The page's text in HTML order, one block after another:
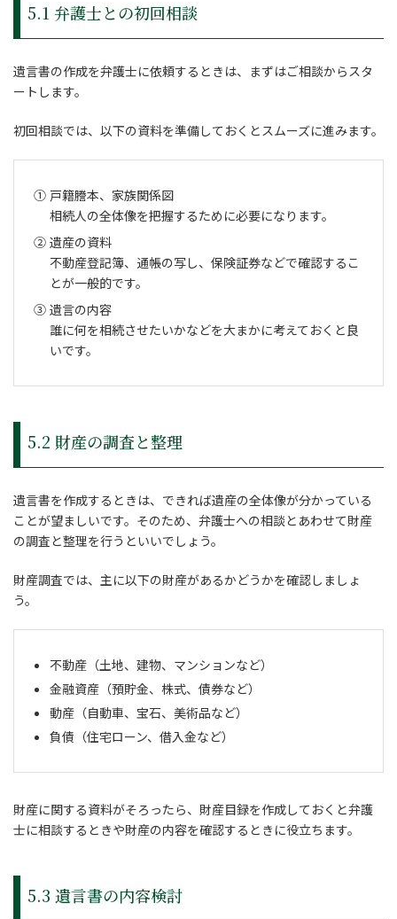
5.1 弁護士との初回相談
遺言書の作成を弁護士に依頼するときは、まずはご相談からスタ
ートします。
初回相談では、以下の資料を準備しておくとスムーズに進みます。
戸籍謄本、家族関係図
相続人の全体像を把握するために必要になります。
遺産の資料
不動産登記簿、通帳の写し、保険証券などで確認するこ
とが一般的です。
遺言の内容
誰に何を相続させたいかなどを大まかに考えておくと良
いです。
5.2 財産の調査と整理
遺言書を作成するときは、できれば遺産の全体像が分かっている
ことが望ましいです。そのため、弁護士への相談とあわせて財産
の調査と整理を行うといいでしょう。
財産調査では、主に以下の財産があるかどうかを確認しましょ
う。
不動産（土地、建物、マンションなど）
金融資産（預貯金、株式、債券など）
動産（自動車、宝石、美術品など）
負債（住宅ローン、借入金など）
財産に関する資料がそろったら、財産目録を作成しておくと弁護
士に相談するときや財産の内容を確認するときに役立ちます。
5.3 遺言書の内容検討